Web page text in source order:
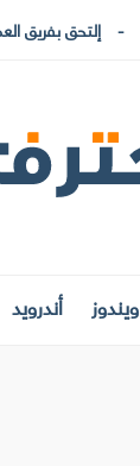
إلتحق بفريق
ويندوز أندرويد